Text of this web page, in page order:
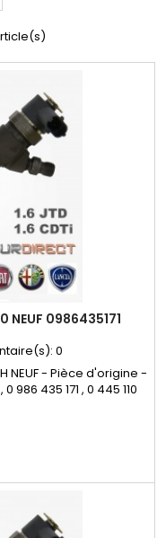
NEUF 0986435171
0
NEUF - Pièce d'origine -
986 435 171 , 0 445 110
- Pour motorisations Alfa
et Opel 1.6 CDTi